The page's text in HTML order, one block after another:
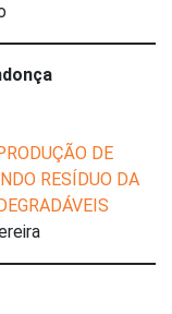
DE
RESÍDUO DA